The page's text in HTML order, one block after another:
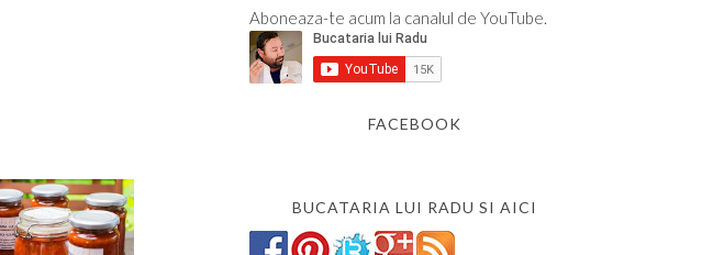
Aboneaza-te acum la canalul de YouTube.
FACEBOOK
BUCATARIA LUI RADU SI AICI